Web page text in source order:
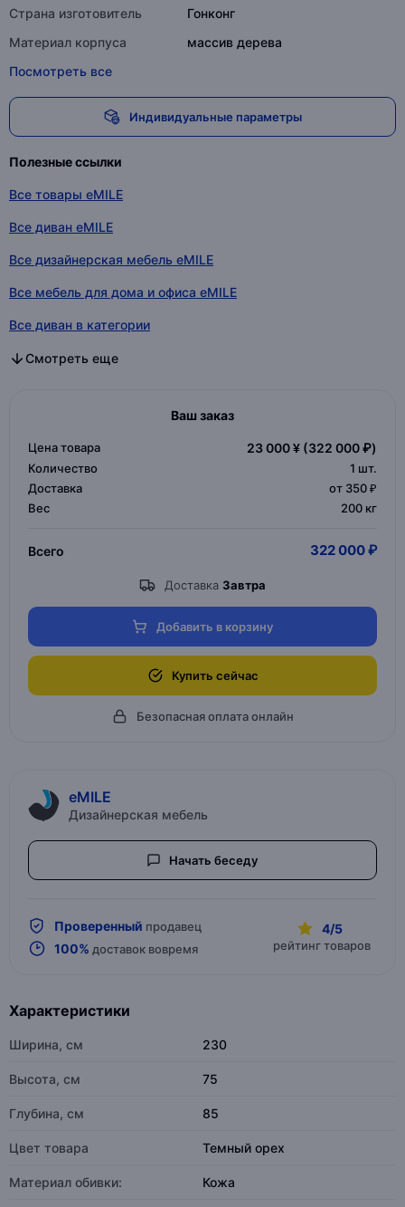
Страна изготовитель
Гонконг
Материал корпуса
массив дерева
Посмотреть все
Индивидуальные параметры
Полезные ссылки
Все товары eMILE
Все диван eMILE
Все дизайнерская мебель eMILE
Все мебель для дома и офиса eMILE
Все диван в категории
Все дизайнерская мебель в категории
Все мебель для дома и офиса в категории
Смотреть еще
Ваш заказ
Цена товара 23 000 ¥ (322 000 ₽)
Количество 1 шт.
Доставка
от 350 ₽
Вес
200 кг
Всего 322 000 ₽
Доставка Завтра
Добавить в корзину
Купить сейчас
Безопасная оплата онлайн
eMILE
Дизайнерская мебель
Начать беседу
Проверенный продавец
100% доставок вовремя
4/5
рейтинг товаров
Характеристики
Ширина, см 230
Высота, см 75
Глубина, см 85
Цвет товара Темный орех
Материал обивки: Кожа